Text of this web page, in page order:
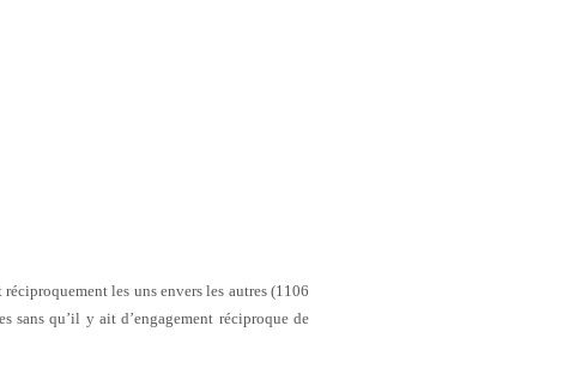
les uns envers les autres (1106
sans qu’il y ait d’engagement réciproque de